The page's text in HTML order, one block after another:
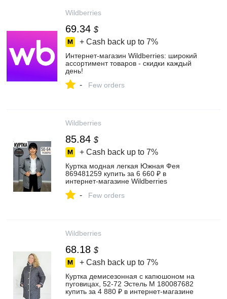
Wildberries
69.34 $
+ Cash back up to 7%
Интернет‑магазин Wildberries: широкий
ассортимент товаров - скидки каждый
день!
- Few orders
Wildberries
85.84 $
+ Cash back up to 7%
Куртка модная легкая Южная Фея
869481259 купить за 6 660 ₽ в
интернет‑магазине Wildberries
- Few orders
Wildberries
68.18 $
+ Cash back up to 7%
Куртка демисезонная с капюшоном на
пуговицах, 52-72 Эстель М 180087682
купить за 4 880 ₽ в интернет‑магазине